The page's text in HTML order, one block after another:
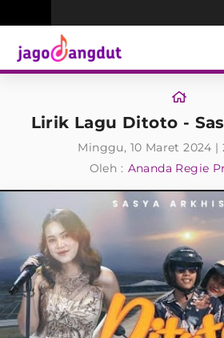
Lirik Lagu Ditoto -
Minggu, 10 Maret 2024 |
Oleh : Ananda Regie